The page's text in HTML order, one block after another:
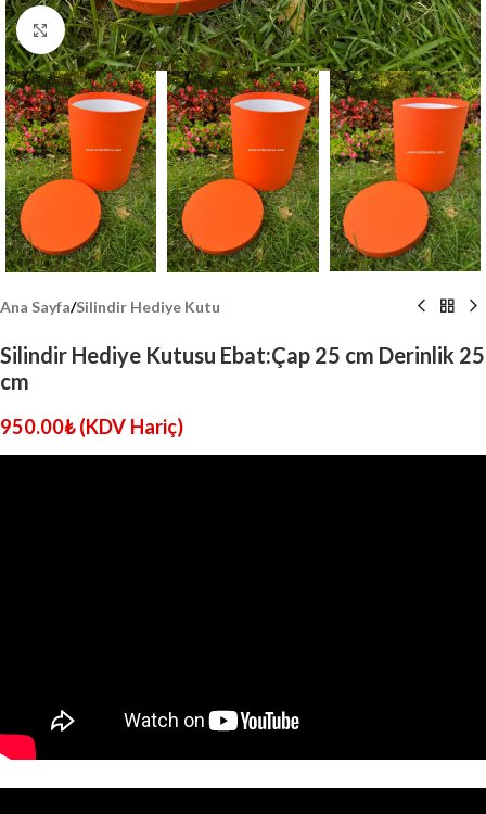
Click to enlarge
Ana Sayfa/Silindir Hediye Kutu
Silindir Hediye Kutusu Ebat:Çap 25 cm Derinlik 25
cm
950.00₺ (KDV Hariç)